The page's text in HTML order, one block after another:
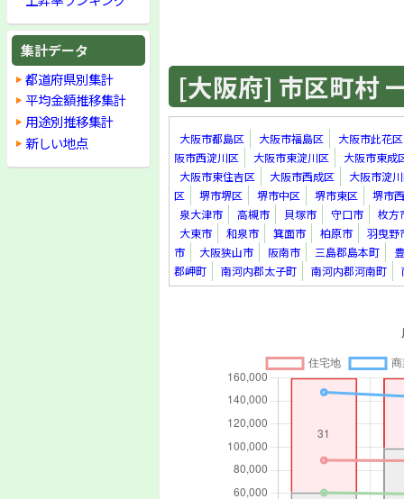
集計データ
都道府県別集計
平均金額推移集計
用途別推移集計
新しい地点
[大阪府] 市区町村
大阪市都島区 大阪市福島区
大阪市此花区
阪市西淀川区
大阪市東淀川区
大阪市東成
大阪市東住吉区
大阪市西成区
大阪市淀
区
堺市堺区 堺市中区 堺市東区
堺市
泉大津市
高槻市 貝塚市 守口市
枚方
大東市
和泉市 箕面市 柏原市
羽曳野
市
大阪狭山市 阪南市 三島郡島本町
郡岬町
南河内郡太子町 南河内郡河南町